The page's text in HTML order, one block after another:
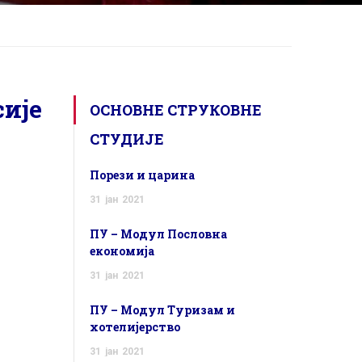
ОСНОВНЕ СТРУКОВНЕ
СТУДИЈЕ
Порези и царина
31 јан 2021
ПУ – Модул Пословна
економија
31 јан 2021
ПУ – Модул Туризам и
хотелијерство
31 јан 2021